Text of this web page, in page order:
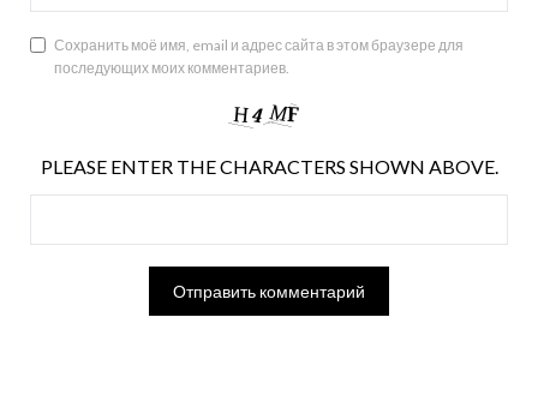
Сохранить моё имя, email и адрес сайта в этом браузере для
последующих моих комментариев.
PLEASE ENTER THE CHARACTERS SHOWN ABOVE.